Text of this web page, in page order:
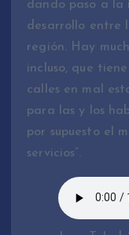
dando paso a la
desarrollo entre
región. Hay
incluso, que
calles en mal
para las y los
por supuesto el
servicios”.